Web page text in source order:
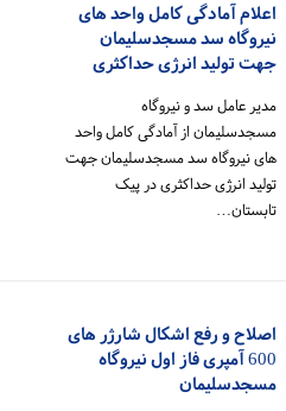
اعلام آمادگی کامل واحد های
نیروگاه سد مسجدسلیمان
جهت تولید انرژی حداکثری
مدیر عامل سد و نیروگاه
مسجدسلیمان از آمادگی کامل واحد
های نیروگاه سد مسجدسلیمان جهت
تولید انرژی حداکثری در پیک
تابستان…
اصلاح و رفع اشکال شارژر های
600 آمپری فاز اول نیروگاه
مسجدسلیمان